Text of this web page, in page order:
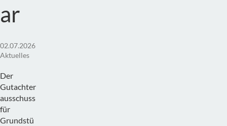
ar
02.07.2026
Aktuelles
Der
Gutachter
ausschuss
für
Grundstü